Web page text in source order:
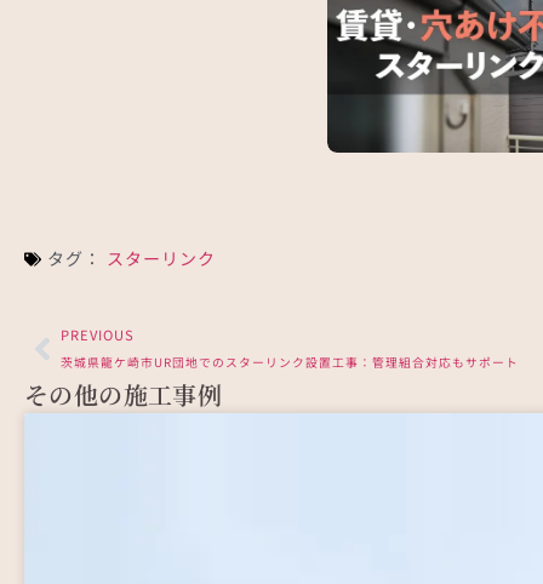
タグ： スターリンク
PREVIOUS
茨城県龍ケ崎市UR団地でのスターリンク設置工事：管理組合対応もサポート
その他の施工事例